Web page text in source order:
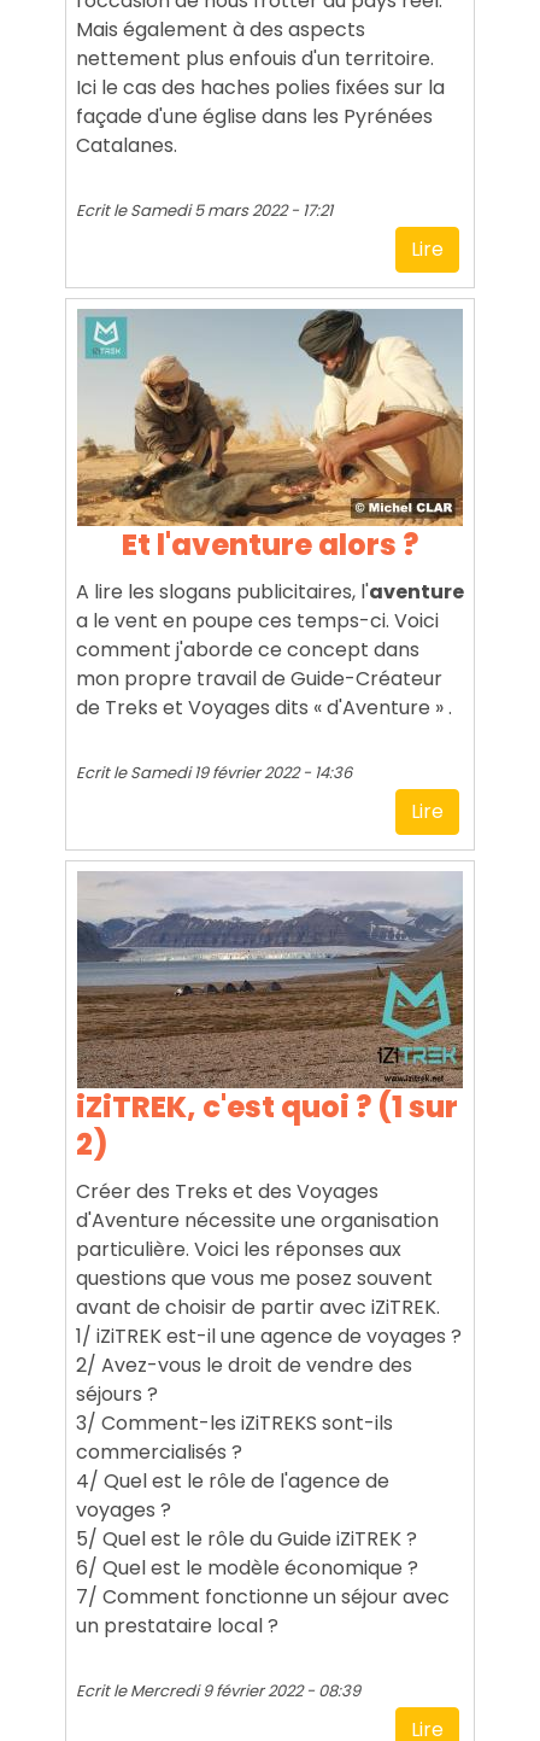
Mais également à des aspects
nettement plus enfouis d'un territoire.
Ici le cas des haches polies fixées sur la
façade d'une église dans les Pyrénées
Catalanes.
Ecrit leSamedi 5 mars 2022 - 17:21
Lire
Et l'aventure alors ?
A lire les slogans publicitaires, l'aventure
a le vent en poupe ces temps-ci. Voici
comment j'aborde ce concept dans
mon propre travail de Guide-Créateur
de Treks et Voyages dits « d'Aventure » .
Ecrit leSamedi 19 février 2022 - 14:36
Lire
iZiTREK, c'est quoi ? (1 sur
2)
Créer des Treks et des Voyages
d'Aventure nécessite une organisation
particulière. Voici les réponses aux
questions que vous me posez souvent
avant de choisir de partir avec iZiTREK.
1/ iZiTREK est-il une agence de voyages ?
2/ Avez-vous le droit de vendre des
séjours ?
3/ Comment-les iZiTREKS sont-ils
commercialisés ?
4/ Quel est le rôle de l'agence de
voyages ?
5/ Quel est le rôle du Guide iZiTREK ?
6/ Quel est le modèle économique ?
7/ Comment fonctionne un séjour avec
un prestataire local ?
Ecrit leMercredi 9 février 2022 - 08:39
Lire